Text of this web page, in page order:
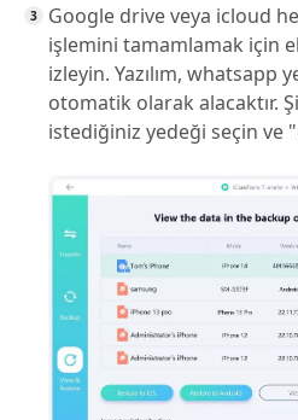
Google drive veya icloud
işlemini tamamlamak için
izleyin. Yazılım, whatsapp
otomatik olarak alacaktır.
istediğiniz yedeği seçin ve "